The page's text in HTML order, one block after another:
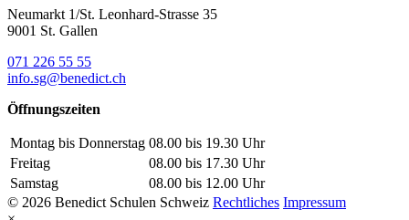
Neumarkt 1/St. Leonhard-Strasse 35
9001 St. Gallen
071 226 55 55
info.sg@benedict.ch
Öffnungszeiten
Montag bis Donnerstag 08.00 bis 19.30 Uhr
Freitag
08.00 bis 17.30 Uhr
Samstag
08.00 bis 12.00 Uhr
© 2026 Benedict Schulen Schweiz Rechtliches Impressum